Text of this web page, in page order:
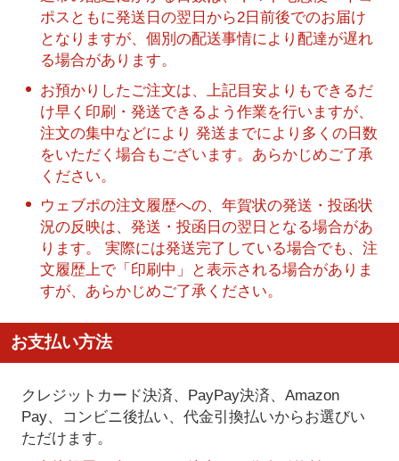
ポスともに発送日の翌日から2日前後でのお届け
となりますが、個別の配送事情により配達が遅れ
る場合があります。
お預かりしたご注文は、上記目安よりもできるだ
け早く印刷・発送できるよう作業を行いますが、
注文の集中などにより 発送までにより多くの日数
をいただく場合もございます。あらかじめご了承
ください。
ウェブポの注文履歴への、年賀状の発送・投函状
況の反映は、発送・投函日の翌日となる場合があ
ります。 実際には発送完了している場合でも、注
文履歴上で「印刷中」と表示される場合がありま
すが、あらかじめご了承ください。
お支払い方法
クレジットカード決済、PayPay決済、Amazon
Pay、コンビニ後払い、代金引換払いからお選びい
ただけます。